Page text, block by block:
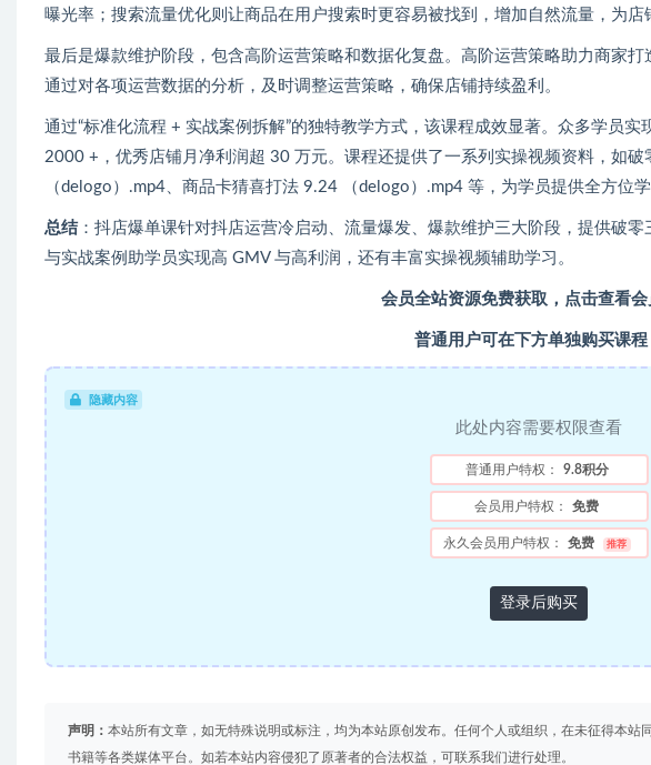
曝光率；搜索流量优化则让商品在用户搜索时更容易被找到，增加自然流量，为店
最后是爆款维护阶段，包含高阶运营策略和数据化复盘。高阶运营策略助力商家
通过对各项运营数据的分析，及时调整运营策略，确保店铺持续盈利。
通过“标准化流程 + 实战案例拆解”的独特教学方式，该课程成效显著。众多学员
2000 +，优秀店铺月净利润超 30 万元。课程还提供了一系列实操视频资料，如
（delogo）.mp4、商品卡猜喜打法 9.24 （delogo）.mp4 等，为学员提供全方位学
总结：抖店爆单课针对抖店运营冷启动、流量爆发、爆款维护三大阶段，提供破
与实战案例助学员实现高 GMV 与高利润，还有丰富实操视频辅助学习。
会员全站资源免费获取，点击查看会
普通用户可在下方单独购买课程
隐藏内容
此处内容需要权限查看
普通用户特权： 9.8积分
会员用户特权： 免费
永久会员用户特权： 免费 推荐
登录后购买
声明： 本站所有文章，如无特殊说明或标注，均为本站原创发布。任何个人或组织，在未征得本站
书籍等各类媒体平台。如若本站内容侵犯了原著者的合法权益，可联系我们进行处理。